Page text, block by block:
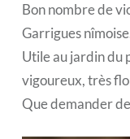
Bon nombre de
Garrigues
Utile au jardin du
vigoureux, très
Que demander